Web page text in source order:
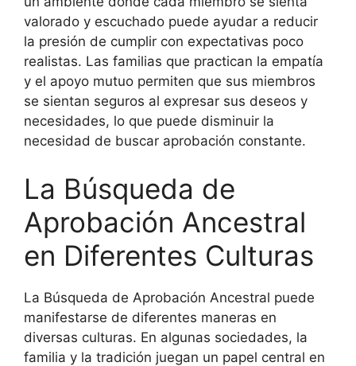
valorado y escuchado puede ayudar a reducir
la presión de cumplir con expectativas poco
realistas. Las familias que practican la empatía
y el apoyo mutuo permiten que sus miembros
se sientan seguros al expresar sus deseos y
necesidades, lo que puede disminuir la
necesidad de buscar aprobación constante.
La Búsqueda de
Aprobación Ancestral
en Diferentes Culturas
La Búsqueda de Aprobación Ancestral puede
manifestarse de diferentes maneras en
diversas culturas. En algunas sociedades, la
familia y la tradición juegan un papel central en